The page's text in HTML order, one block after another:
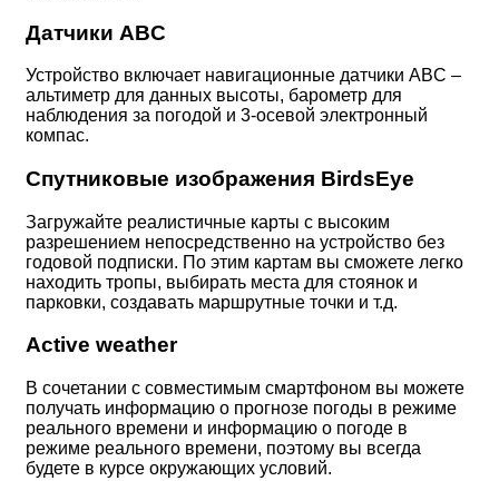
Датчики ABC
Устройство включает навигационные датчики ABC –
альтиметр для данных высоты, барометр для
наблюдения за погодой и 3-осевой электронный
компас.
Спутниковые изображения BirdsEye
Загружайте реалистичные карты с высоким
разрешением непосредственно на устройство без
годовой подписки. По этим картам вы сможете легко
находить тропы, выбирать места для стоянок и
парковки, создавать маршрутные точки и т.д.
Active weather
В сочетании с совместимым смартфоном вы можете
получать информацию о прогнозе погоды в режиме
реального времени и информацию о погоде в
режиме реального времени, поэтому вы всегда
будете в курсе окружающих условий.